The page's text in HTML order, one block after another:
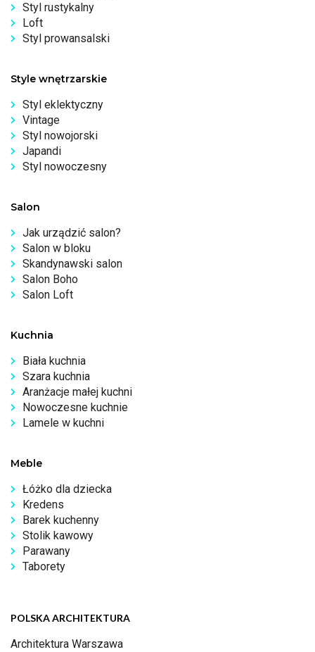
Styl rustykalny
Loft
Styl prowansalski
Style wnętrzarskie
Styl eklektyczny
Vintage
Styl nowojorski
Japandi
Styl nowoczesny
Salon
Jak urządzić salon?
Salon w bloku
Skandynawski salon
Salon Boho
Salon Loft
Kuchnia
Biała kuchnia
Szara kuchnia
Aranżacje małej kuchni
Nowoczesne kuchnie
Lamele w kuchni
Meble
Łóżko dla dziecka
Kredens
Barek kuchenny
Stolik kawowy
Parawany
Taborety
POLSKA ARCHITEKTURA
Architektura Warszawa